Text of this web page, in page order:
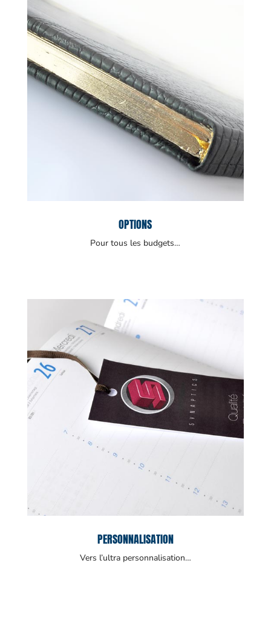
OPTIONS
Pour tous les budgets…
PERSONNALISATION
Vers l’ultra personnalisation…